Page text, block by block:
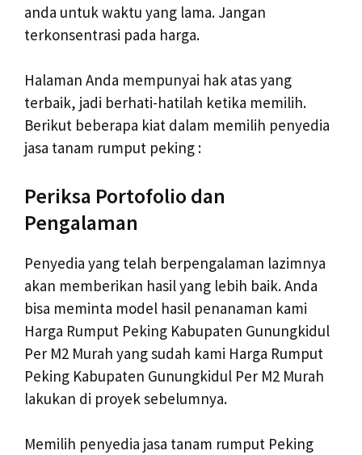
anda untuk waktu yang lama. Jangan
terkonsentrasi pada harga.
Halaman Anda mempunyai hak atas yang
terbaik, jadi berhati-hatilah ketika memilih.
Berikut beberapa kiat dalam memilih penyedia
jasa tanam rumput peking :
Periksa Portofolio dan
Pengalaman
Penyedia yang telah berpengalaman lazimnya
akan memberikan hasil yang lebih baik. Anda
bisa meminta model hasil penanaman kami
Harga Rumput Peking Kabupaten Gunungkidul
Per M2 Murah yang sudah kami Harga Rumput
Peking Kabupaten Gunungkidul Per M2 Murah
lakukan di proyek sebelumnya.
Memilih penyedia jasa tanam rumput Peking